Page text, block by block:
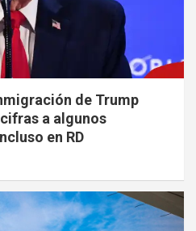
de Trump
a algunos
en RD